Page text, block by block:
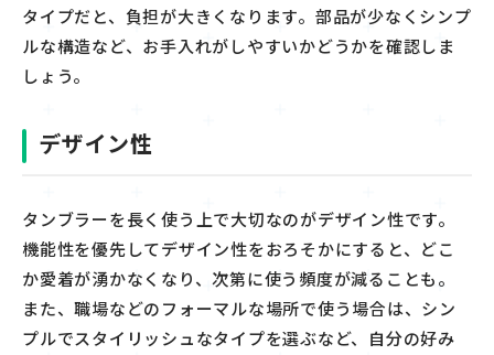
タイプだと、負担が大きくなります。部品が少なくシンプ
ルな構造など、お手入れがしやすいかどうかを確認しま
しょう。
デザイン性
タンブラーを長く使う上で大切なのがデザイン性です。
機能性を優先してデザイン性をおろそかにすると、どこ
か愛着が湧かなくなり、次第に使う頻度が減る ことも。
また、職場などのフォーマルな場所で使う場合は、シン
プルでスタイリッシュなタイプを選ぶなど、 自分の好み